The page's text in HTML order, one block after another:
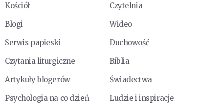
Kościół
Czytelnia
Blogi
Wideo
Serwis papieski
Duchowość
Czytania liturgiczne
Biblia
Artykuły blogerów
Świadectwa
Psychologia na co dzień
Ludzie i inspiracje